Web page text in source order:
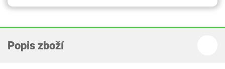
Popis zboží